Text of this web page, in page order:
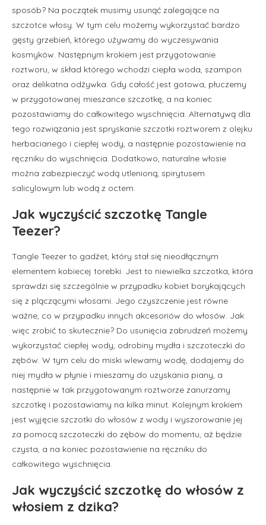
sposób? Na początek musimy usunąć zalegające na
szczotce włosy. W tym celu możemy wykorzystać bardzo
gęsty grzebień, którego używamy do wyczesywania
kosmyków. Następnym krokiem jest przygotowanie
roztworu, w skład którego wchodzi ciepła woda, szampon
oraz delikatna odżywka. Gdy całość jest gotowa, płuczemy
w przygotowanej mieszance szczotkę, a na koniec
pozostawiamy do całkowitego wyschnięcia. Alternatywą dla
tego rozwiązania jest spryskanie szczotki roztworem z olejku
herbacianego i ciepłej wody, a następnie pozostawienie na
ręczniku do wyschnięcia. Dodatkowo, naturalne włosie
można zabezpieczyć wodą utlenioną, spirytusem
salicylowym lub wodą z octem.
Jak wyczyścić szczotkę Tangle
Teezer?
Tangle Teezer to gadżet, który stał się nieodłącznym
elementem kobiecej torebki. Jest to niewielka szczotka, która
sprawdzi się szczególnie w przypadku kobiet borykających
się z plączącymi włosami. Jego czyszczenie jest równe
ważne, co w przypadku innych akcesoriów do włosów. Jak
więc zrobić to skutecznie? Do usunięcia zabrudzeń możemy
wykorzystać ciepłej wody, odrobiny mydła i szczoteczki do
zębów. W tym celu do miski wlewamy wodę, dodajemy do
niej mydła w płynie i mieszamy do uzyskania piany, a
następnie w tak przygotowanym roztworze zanurzamy
szczotkę i pozostawiamy na kilka minut. Kolejnym krokiem
jest wyjęcie szczotki do włosów z wody i wyszorowanie jej
za pomocą szczoteczki do zębów do momentu, aż będzie
czysta, a na koniec pozostawienie na ręczniku do
całkowitego wyschnięcia.
Jak wyczyścić szczotkę do włosów z
włosiem z dzika?